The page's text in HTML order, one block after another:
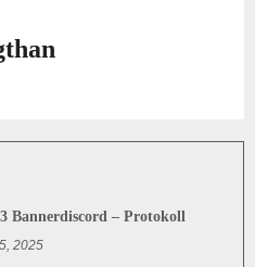
Bannerdiscord – Protokoll
2025